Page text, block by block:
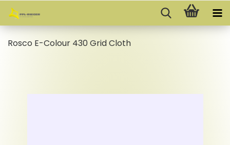
Rosco E-​Colour 430 Grid Cloth